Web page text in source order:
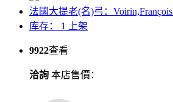
法國大提老(名)弓：
库存： 1
上架
9922查看
洽詢 本店售價：